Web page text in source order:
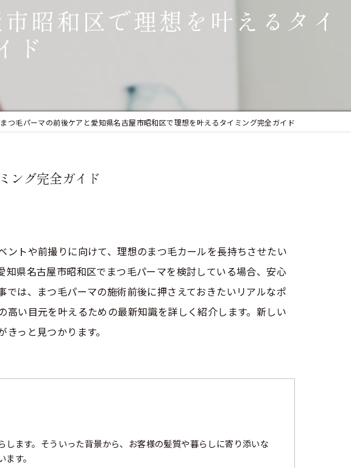
ハイライト
まつ毛パーマ
昭和区で理想を叶えるタイ
ド
まつ毛パーマの前後ケアと愛知県名古屋市昭和区で理想を叶えるタイミング完全ガイド
ング完全ガイド
トや前撮りに向けて、理想のまつ毛カールを長持ちさせたい
県名古屋市昭和区でまつ毛パーマを検討している場合、安心
は、まつ毛パーマの施術前後に押さえておきたいリアルなポ
い目元を叶えるための最新知識を詳しく紹介します。新しい
っと見つかります。
ます。そういった背景から、お客様の髪質や暮らしに寄り添いな
す。